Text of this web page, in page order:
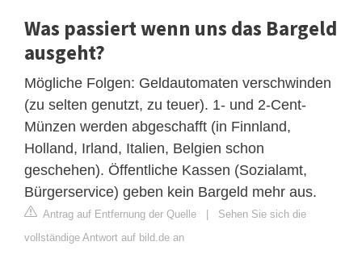
Was passiert wenn uns das Bargeld
ausgeht?
Mögliche Folgen: Geldautomaten verschwinden
(zu selten genutzt, zu teuer). 1- und 2-Cent-
Münzen werden abgeschafft (in Finnland,
Holland, Irland, Italien, Belgien schon
geschehen). Öffentliche Kassen (Sozialamt,
Bürgerservice) geben kein Bargeld mehr aus.
Antrag auf Entfernung der Quelle | Sehen Sie sich die
vollständige Antwort auf bild.de an